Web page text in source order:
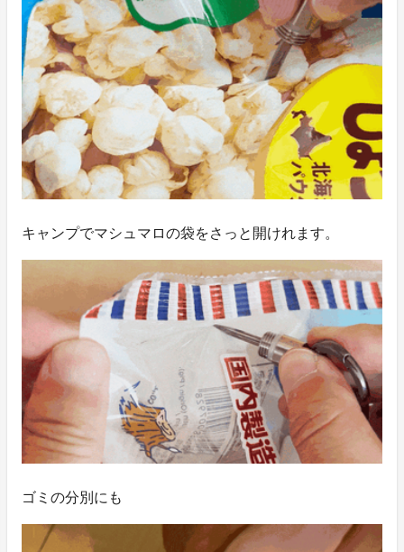
キャンプでマシュマロの袋をさっと開けれます。
ゴミの分別にも